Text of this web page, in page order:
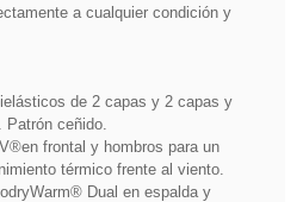
a cualquier condición y
de 2 capas y 2 capas y
ceñido.
frontal y hombros para un
térmico frente al viento.
Dual en espalda y